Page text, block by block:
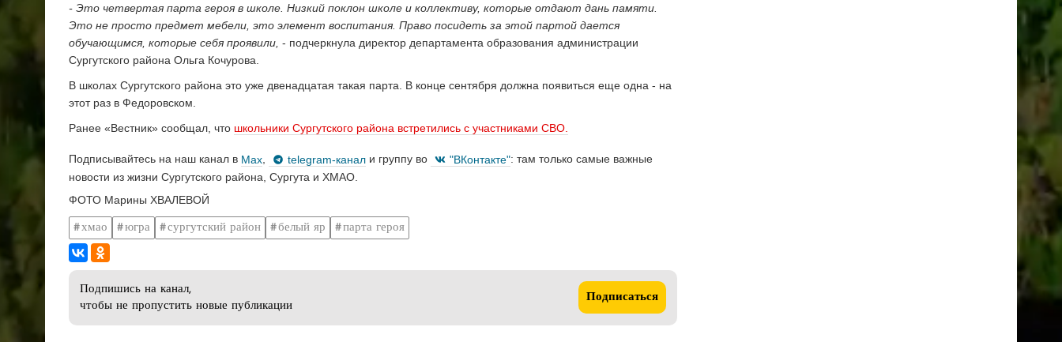
- Это четвертая парта героя в школе. Низкий поклон школе и коллективу, которые отдают дань памяти.
Это не просто предмет мебели, это элемент воспитания. Право посидеть за этой партой дается
обучающимся, которые себя проявили, - подчеркнула директор департамента образования администрации
Сургутского района Ольга Кочурова.
В школах Сургутского района это уже двенадцатая такая парта. В конце сентября должна появиться еще одна - на
этот раз в Федоровском.
Ранее «Вестник» сообщал, что школьники Сургутского района встретились с участниками СВО.
Подписывайтесь на наш канал в Max, telegram-канал и группу во "ВКонтакте": там только самые важные
новости из жизни Сургутского района, Сургута и ХМАО.
ФОТО Марины ХВАЛЕВОЙ
хмао югра сургутский район белый яр парта героя
Подпишись на канал,
чтобы не пропустить новые публикации
Подписаться